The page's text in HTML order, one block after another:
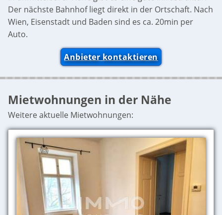
Der nächste Bahnhof liegt direkt in der Ortschaft. Nach
Wien, Eisenstadt und Baden sind es ca. 20min per
Auto.
Anbieter kontaktieren
Mietwohnungen in der Nähe
Weitere aktuelle Mietwohnungen: